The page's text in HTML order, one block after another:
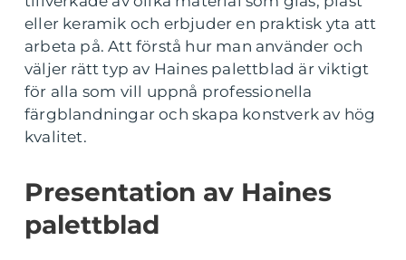
eller keramik och erbjuder en praktisk yta att
arbeta på. Att förstå hur man använder och
väljer rätt typ av Haines palettblad är viktigt
för alla som vill uppnå professionella
färgblandningar och skapa konstverk av hög
kvalitet.
Presentation av Haines
palettblad